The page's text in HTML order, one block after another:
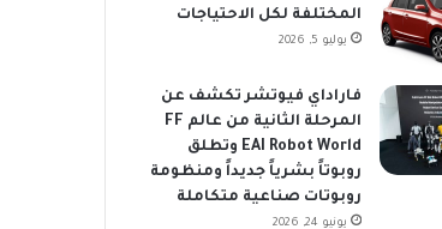
المختلفة لكل الاحتياجات
يوليو 5, 2026
فاراداي فيوتشر تكشف عن
المرحلة الثانية من عالم FF
EAI Robot World وتطلق
روبوتاً بشرياً جديداً ومنظومة
روبوتات صناعية متكاملة
يونيو 24, 2026